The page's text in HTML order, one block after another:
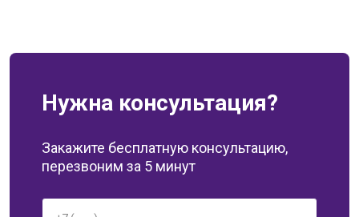
Нужна консультация?
Закажите бесплатную консультацию,
перезвоним за 5 минут